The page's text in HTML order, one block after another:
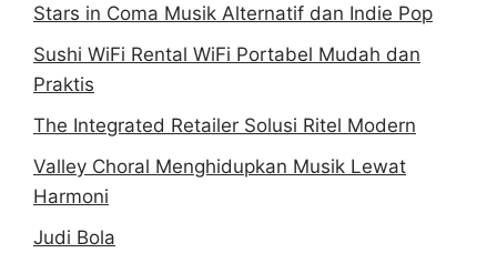
Stars in Coma Musik Alternatif dan Indie Pop
Sushi WiFi Rental WiFi Portabel Mudah dan
Praktis
The Integrated Retailer Solusi Ritel Modern
Valley Choral Menghidupkan Musik Lewat
Harmoni
Judi Bola